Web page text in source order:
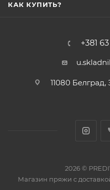
КАК КУПИТЬ?
+381
11080
2026 ©
Магазин пряжи с